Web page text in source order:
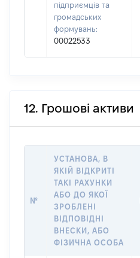
підприємців та
громадських
формувань:
00022533
12. Грошові активи
№
УСТАНОВА, В
ЯКІЙ ВІДКРИТІ
ТАКІ РАХУНКИ
АБО ДО ЯКОЇ
ЗРОБЛЕНІ
ВІДПОВІДНІ
ВНЕСКИ, АБО
ФІЗИЧНА ОСОБА